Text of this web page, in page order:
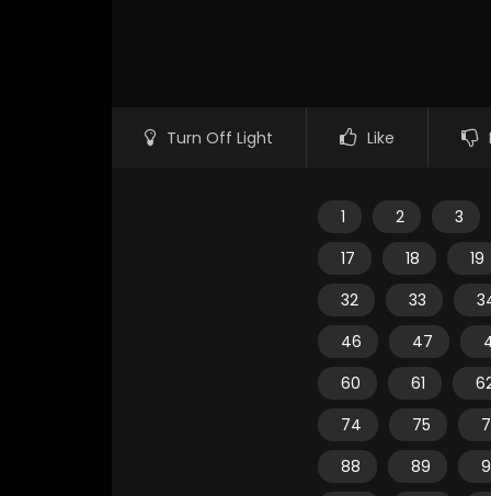
Turn Off Light Like
1 2
3
17
18
19
32
33
46
47
60
61
74
75
88
89